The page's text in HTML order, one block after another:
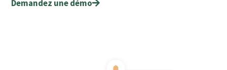
Demandez une démo